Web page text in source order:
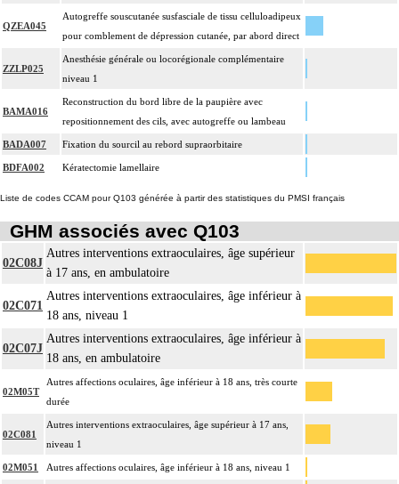
QZEA045
Autogreffe souscutanée susfasciale de tissu celluloadipeux
pour comblement de dépression cutanée, par abord direct
ZZLP025
Anesthésie générale ou locorégionale complémentaire
niveau 1
BAMA016
Reconstruction du bord libre de la paupière avec
repositionnement des cils, avec autogreffe ou lambeau
BADA007 Fixation du sourcil au rebord supraorbitaire
BDFA002 Kératectomie lamellaire
Liste de codes CCAM pour Q103 générée à partir des statistiques du PMSI français
GHM associés avec Q103
02C08J
Autres interventions extraoculaires, âge supérieur
à 17 ans, en ambulatoire
02C071
Autres interventions extraoculaires, âge inférieur à
18 ans, niveau 1
02C07J
Autres interventions extraoculaires, âge inférieur à
18 ans, en ambulatoire
02M05T
Autres affections oculaires, âge inférieur à 18 ans, très courte
durée
02C081
Autres interventions extraoculaires, âge supérieur à 17 ans,
niveau 1
02M051 Autres affections oculaires, âge inférieur à 18 ans, niveau 1